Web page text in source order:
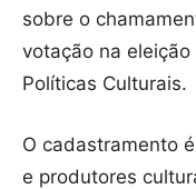
sobre o
votação na
Políticas Culturais.
O cadastramento
e produtores